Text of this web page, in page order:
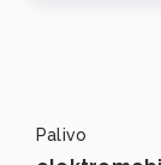
Palivo